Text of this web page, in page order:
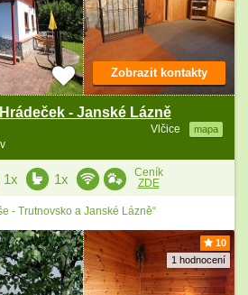
- Janské Lázně
Vlčice mapa
Zobrazit kontakty
1x 1x
Ceník
ZDE
- Trutnovsko a Janské Lázně“
10
1 hodnocení